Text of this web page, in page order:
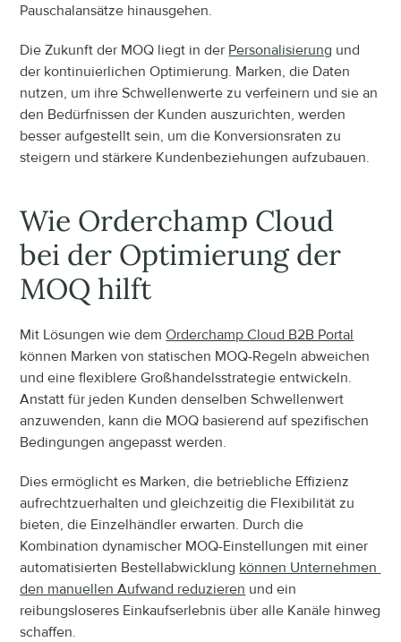
Pauschalansätze hinausgehen.
Die Zukunft der MOQ liegt in der Personalisierung und
der kontinuierlichen Optimierung. Marken, die Daten
nutzen, um ihre Schwellenwerte zu verfeinern und sie an
den Bedürfnissen der Kunden auszurichten, werden
besser aufgestellt sein, um die Konversionsraten zu
steigern und stärkere Kundenbeziehungen aufzubauen.
Wie Orderchamp Cloud
bei der Optimierung der
MOQ hilft
Mit Lösungen wie dem Orderchamp Cloud B2B Portal
können Marken von statischen MOQ-Regeln abweichen
und eine flexiblere Großhandelsstrategie entwickeln.
Anstatt für jeden Kunden denselben Schwellenwert
anzuwenden, kann die MOQ basierend auf spezifischen
Bedingungen angepasst werden.
Dies ermöglicht es Marken, die betriebliche Effizienz
aufrechtzuerhalten und gleichzeitig die Flexibilität zu
bieten, die Einzelhändler erwarten. Durch die
Kombination dynamischer MOQ-Einstellungen mit einer
automatisierten Bestellabwicklung können Unternehmen
den manuellen Aufwand reduzieren und ein
reibungsloseres Einkaufserlebnis über alle Kanäle hinweg
schaffen.